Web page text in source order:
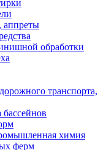
аппреты
обработки
транспорта,
химия
ферм